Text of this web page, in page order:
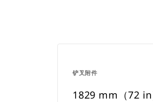
铲叉附件
1829 mm（72 in